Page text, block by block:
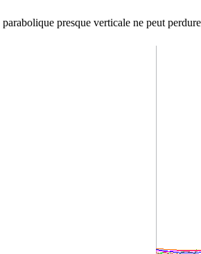
presque verticale ne peut